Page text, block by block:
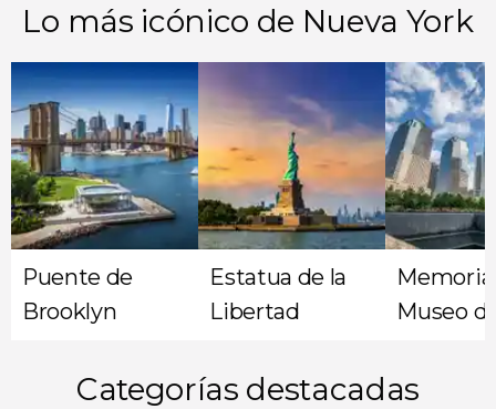
Lo más icónico de Nueva York
Puente de
Brooklyn
Estatua de la
Libertad
Museo
Categorías destacadas